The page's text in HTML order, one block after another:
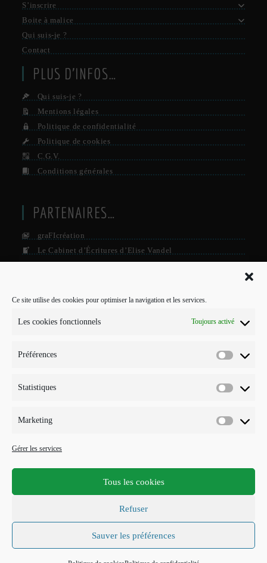
Ce site utilise des cookies pour optimiser la navigation et les services.
Les cookies fonctionnels Toujours activé
Préférences
Statistiques
Marketing
Gérer les services
Tous les cookies
Refuser
Sauver les préférences
S’inscrire
Boite à malice
Qui suis-je ?
Contact
PLUS D’INFOS…
Qui suis-je ?
Mentions légales
Politique de confidentialité
Politique de cookies
C.G.V.
Conditions générales
PARTENAIRES…
graFIcréation
Le Cabinet d’Écritures d’Elise Vandel
POUR ME CONTACTER…
Mobile :
E-mail :
LETTRE D’INFORMATION
Accepter les termes RGPD